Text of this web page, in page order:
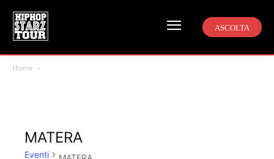
ASCOLTA
Home
MATERA
Eventi